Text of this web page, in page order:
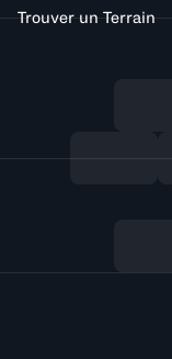
Trouver un Terrain